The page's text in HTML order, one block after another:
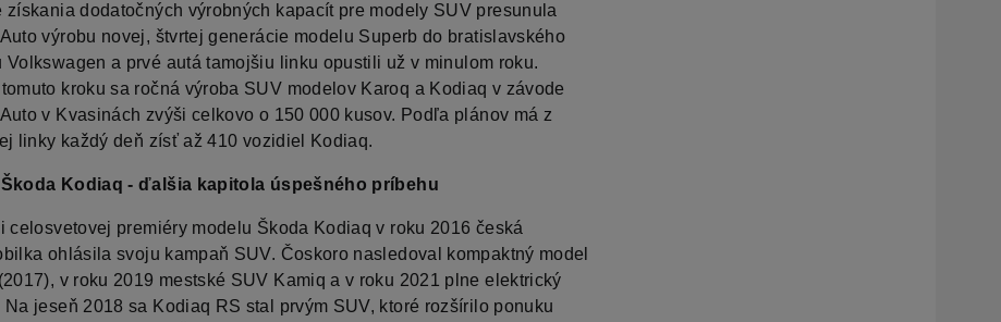
získania dodatočných výrobných kapacít pre modely SUV presunula
výrobu novej, štvrtej generácie modelu Superb do bratislavského
Volkswagen a prvé autá tamojšiu linku opustili už v minulom roku.
kroku sa ročná výroba SUV modelov Karoq a Kodiaq v závode
v Kvasinách zvýši celkovo o 150 000 kusov. Podľa plánov má z
linky každý deň zísť až 410 vozidiel Kodiaq.
Škoda Kodiaq - ďalšia kapitola úspešného príbehu
celosvetovej premiéry modelu Škoda Kodiaq v roku 2016 česká
ohlásila svoju kampaň SUV. Čoskoro nasledoval kompaktný model
v roku 2019 mestské SUV Kamiq a v roku 2021 plne elektrický
Na jeseň 2018 sa Kodiaq RS stal prvým SUV, ktoré rozšírilo ponuku